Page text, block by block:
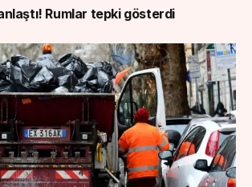
Rumlar tepki gösterdi